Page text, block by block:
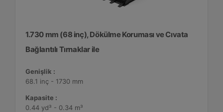
1.730 mm (68 inç), Dökülme Koruması ve Cıvata
Bağlantılı Tırnaklar ile
Genişlik :
68.1 inç - 1730 mm
Kapasite :
0.44 yd³ - 0.34 m³